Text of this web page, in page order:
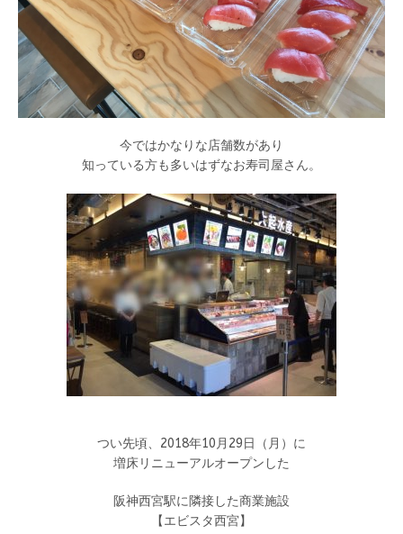
今ではかなりな店舗数があり
知っている方も多いはずなお寿司屋さん。
つい先頃、2018年10月29日（月）に
増床リニューアルオープンした
阪神西宮駅に隣接した商業施設
【エビスタ西宮】